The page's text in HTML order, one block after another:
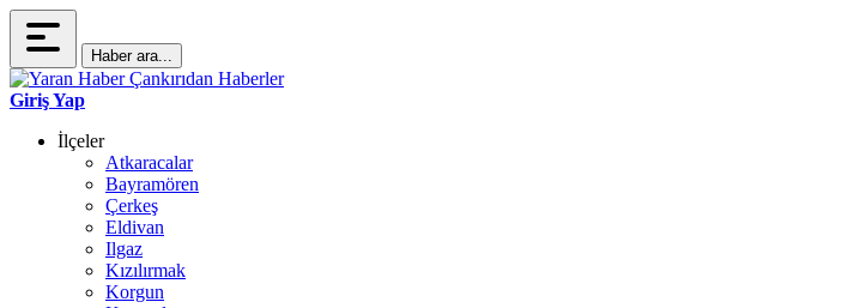
Haber ara...
Giriş Yap
İlçeler
Atkaracalar
Bayramören
Çerkeş
Eldivan
Ilgaz
Kızılırmak
Korgun